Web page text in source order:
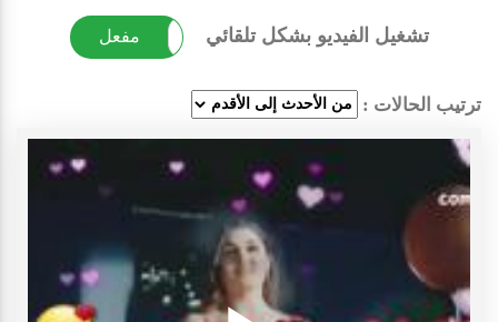
تشغيل الفيديو بشكل تلقائي مفعل غير مفعل
ترتيب الحالات :